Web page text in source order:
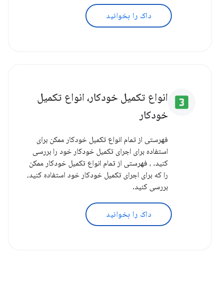
داک را بخوانید
looks_3 انواع تکمیل خودکار، انواع تکمیل
خودکار
فهرستی از تمام انواع تکمیل خودکار ممکن برای
استفاده برای اجرای تکمیل خودکار خود را بررسی
کنید. ، فهرستی از تمام انواع تکمیل خودکار ممکن
را که برای اجرای تکمیل خودکار خود استفاده کنید،
بررسی کنید.
داک را بخوانید